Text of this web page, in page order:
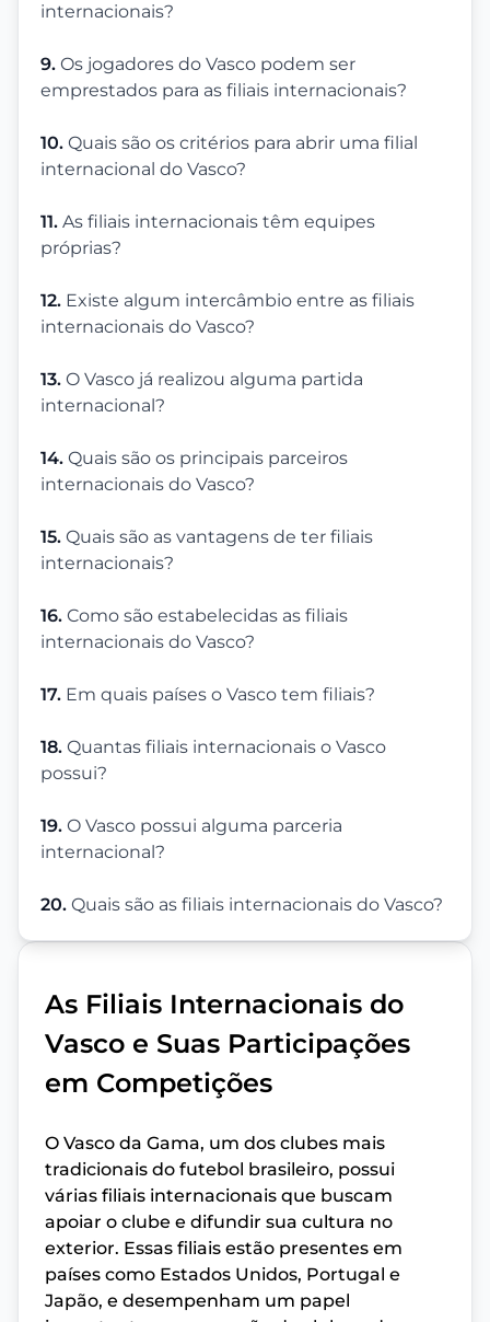
internacionais?
9. Os jogadores do Vasco podem ser
emprestados para as filiais internacionais?
10. Quais são os critérios para abrir uma filial
internacional do Vasco?
11. As filiais internacionais têm equipes
próprias?
12. Existe algum intercâmbio entre as filiais
internacionais do Vasco?
13. O Vasco já realizou alguma partida
internacional?
14. Quais são os principais parceiros
internacionais do Vasco?
15. Quais são as vantagens de ter filiais
internacionais?
16. Como são estabelecidas as filiais
internacionais do Vasco?
17. Em quais países o Vasco tem filiais?
18. Quantas filiais internacionais o Vasco
possui?
19. O Vasco possui alguma parceria
internacional?
20. Quais são as filiais internacionais do Vasco?
As Filiais Internacionais do
Vasco e Suas Participações
em Competições
O Vasco da Gama, um dos clubes mais
tradicionais do futebol brasileiro, possui
várias filiais internacionais que buscam
apoiar o clube e difundir sua cultura no
exterior. Essas filiais estão presentes em
países como Estados Unidos, Portugal e
Japão, e desempenham um papel